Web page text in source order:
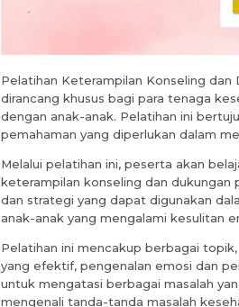
Pelatihan Keterampilan Konseling dan
dirancang khusus bagi para tenaga
dengan anak-anak. Pelatihan ini
pemahaman yang diperlukan dalam
Melalui pelatihan ini, peserta akan
keterampilan konseling dan dukungan
dan strategi yang dapat digunakan
anak-anak yang mengalami kesulitan
Pelatihan ini mencakup berbagai
yang efektif, pengenalan emosi dan
untuk mengatasi berbagai masalah
mengenali tanda-tanda masalah